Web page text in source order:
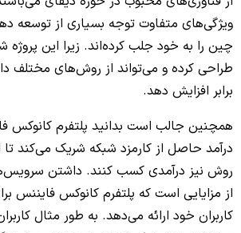
ویژگی‌های متفاوت توجه بسیاری از توسعه
چین را به خود جلب کرده‌اند. زیرا این پروژه
طراحی کرده و می‌تواند از روش‌های مختلف
برابر افزایش دهد.
همچنین جالب است بدانید پلتفرم کانوکس
درآمد حاصل از کارمزد شبکه شریک می‌کند تا
روش نیز درآمدی کسب کنند. داشتن
از مزایایی است که پلتفرم کانوکس فایننس
کاربران خود ارائه می‌دهد. به طور مثال